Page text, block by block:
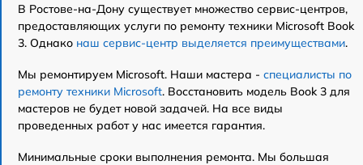
В Ростове-на-Дону существует множество сервис-центров,
предоставляющих услуги по ремонту техники Microsoft Book
3. Однако наш сервис-центр выделяется преимуществами.
Мы ремонтируем Microsoft. Наши мастера - специалисты по
ремонту техники Microsoft. Восстановить модель Book 3 для
мастеров не будет новой задачей. На все виды
проведенных работ у нас имеется гарантия.
Минимальные сроки выполнения ремонта. Мы большая